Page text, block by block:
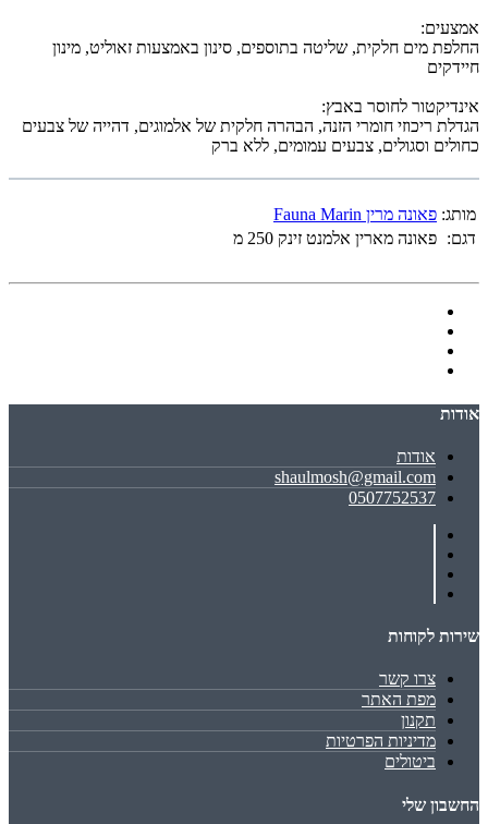
אמצעים:
החלפת מים חלקית, שליטה בתוספים, סינון באמצעות זאוליט, מינון
חיידקים
אינדיקטור לחוסר באבץ:
הגדלת ריכוזי חומרי הזנה, הבהרה חלקית של אלמוגים, דהייה של צבעים
כחולים וסגולים, צבעים עמומים, ללא ברק
מותג: פאונה מרין Fauna Marin
דגם: פאונה מארין אלמנט זינק 250 מ
אודות
אודות
shaulmosh@gmail.com
0507752537
שירות לקוחות
צרו קשר
מפת האתר
תקנון
מדיניות הפרטיות
ביטולים
החשבון שלי